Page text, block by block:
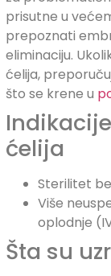
prisutne u
prepoznati
eliminaciju.
ćelija,
što se krene u
ćelija
Sterilitet
Više
oplodnje
Šta su